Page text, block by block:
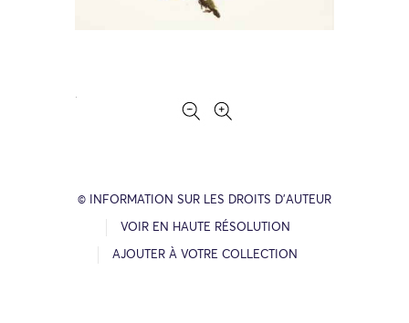
© INFORMATION SUR LES DROITS D’AUTEUR
VOIR EN HAUTE RÉSOLUTION
AJOUTER À VOTRE COLLECTION